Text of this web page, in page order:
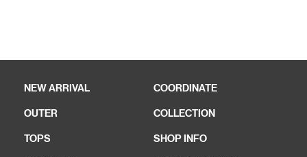
NEW ARRIVAL
OUTER
TOPS
COORDINATE
COLLECTION
SHOP INFO